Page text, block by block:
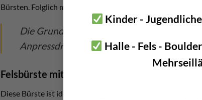
Kinder -
Halle - Fels -
Bürsten. Folglich müsst ihr die richtige Härte sowie die
Die Grundregel lautet: Je weicher der
Anpressdruck!
Felsbürste mit Griffbügel weich für große
Diese Bürste ist ideal für große Oberflächen. Denn mit